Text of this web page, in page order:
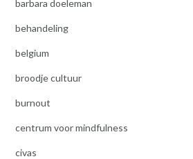
barbara doeleman
behandeling
belgium
broodje cultuur
burnout
centrum voor mindfulness
civas